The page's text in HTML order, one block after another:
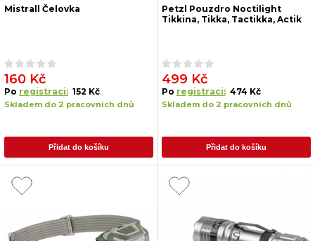
Mistrall Čelovka
160 Kč
Po registraci: 152 Kč
Skladem do 2 pracovních dnů
Přidat do košíku
Petzl Pouzdro Noctilight
Tikkina, Tikka, Tactikka, Actik
499 Kč
Po registraci: 474 Kč
Skladem do 2 pracovních dnů
Přidat do košíku